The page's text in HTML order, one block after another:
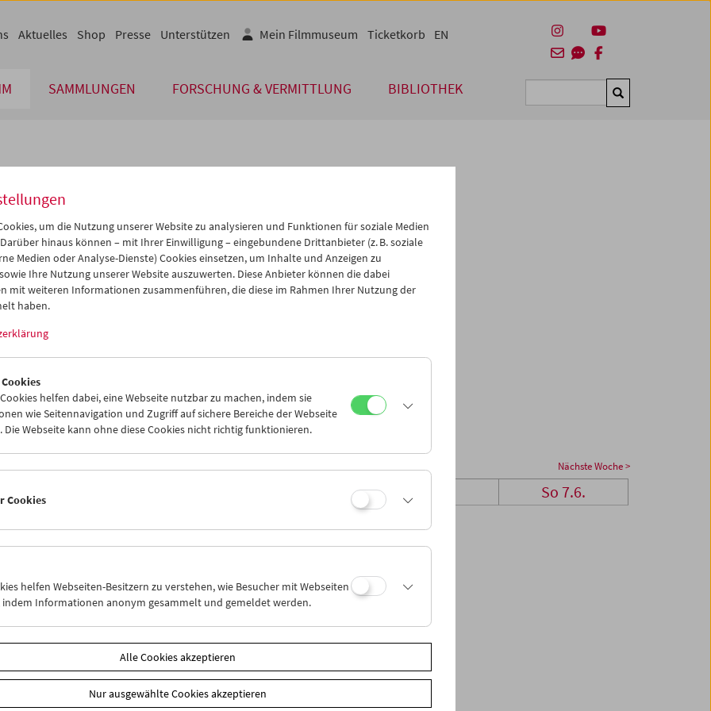
SAMMLUNGEN FORSCHUNG & VERMITTLUNG BIBLIOTHEK Suchen
Aktuelles Shop Presse Unterstützen Mein Filmmuseum Ticketkorb EN
Jun 2015 >>
Mi Do Fr Sa So
03 04 05 06
07
10 11 12 13
14
17 18
24 25
08
iCalender
Programmheft-PDF
English language or subtitles
Nächste Woche >
Mi 3.6. So 7.6.
um die Nutzung unserer Website zu analysieren und Funktionen für soziale Medien
hinaus können – mit Ihrer Einwilligung – eingebundene Drittanbieter (z. B. soziale
Medien oder Analyse-Dienste) Cookies einsetzen, um Inhalte und Anzeigen zu
Ihre Nutzung unserer Website auszuwerten. Diese Anbieter können die dabei
mit weiteren Informationen zusammenführen, die diese im Rahmen Ihrer Nutzung der
haben.
helfen dabei, eine Webseite nutzbar zu machen, indem sie
wie Seitennavigation und Zugriff auf sichere Bereiche der Webseite
Die Webseite kann ohne diese Cookies nicht richtig funktionieren.
Cookies
helfen Webseiten-Besitzern zu verstehen, wie Besucher mit Webseiten
indem Informationen anonym gesammelt und gemeldet werden.
Alle Cookies akzeptieren
Nur ausgewählte Cookies akzeptieren